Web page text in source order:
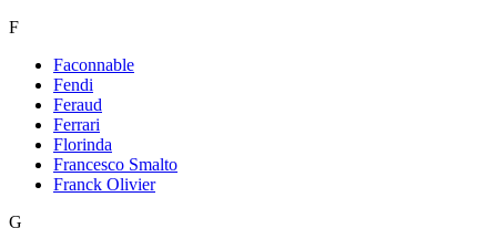
F
Faconnable
Fendi
Feraud
Ferrari
Florinda
Francesco Smalto
Franck Olivier
G